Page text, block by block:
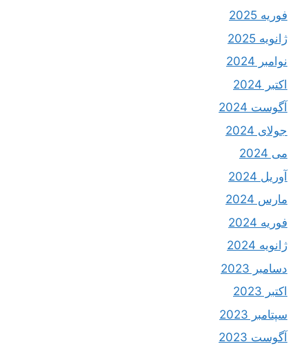
فوریه 2025
ژانویه 2025
نوامبر 2024
اکتبر 2024
آگوست 2024
جولای 2024
می 2024
آوریل 2024
مارس 2024
فوریه 2024
ژانویه 2024
دسامبر 2023
اکتبر 2023
سپتامبر 2023
آگوست 2023